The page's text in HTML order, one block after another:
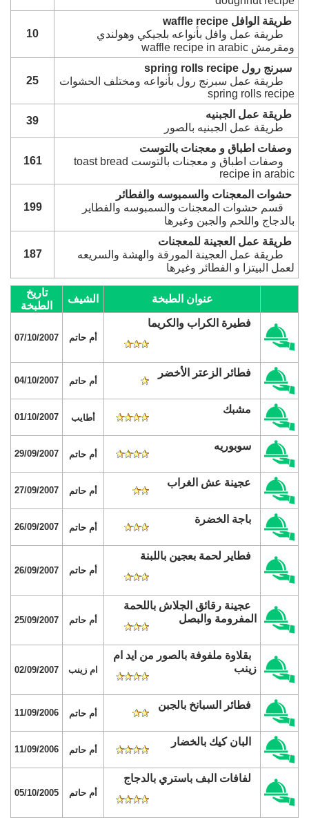
طريقة الوافل waffle recipe
طريقة عمل وافل بأنواعه بلجيكي وهولندي
ومقرمش waffle recipe in arabic
10
سبرنج رول spring rolls recipe
طريقة عمل سبرنج رول بأنواعه ومختلف الحشوات
spring rolls recipe
25
طريقة عمل الجبنيه
طريقة عمل الجبنيه بالصور
39
وصفات اطباق و معجنات بالتوست
وصفات اطباق و معجنات بالتوست toast bread
recipe in arabic
161
حشوات المعجنات والسمبوسه والفطائر
قسم حشوات المعجنات والسمبوسه والفطاير
بالدجاج واللحم والجبن وغيرها
199
طريقة عمل العجينة للمعجنات
طريقة عمل العجينة المورقة والهشة والسريعه
لعمل البيتزا و الفطائر وغيرها
187
عنوان الطبخة الشيف
تاريخ
الطبخة
فطيرة الكراب والكريما
أم حاتم 07/10/2007
فطائر الزعتر الأخضر
أم حاتم 04/10/2007
مشبك
أطايب 01/10/2007
سوبوريه
أم حاتم 29/09/2007
عجينة عش الغراب
أم حاتم 27/09/2007
باجة الخضرة
أم حاتم 26/09/2007
فطاير لحمة بعجين باللبنة
أم حاتم 26/09/2007
عجينة رقائق الجلاش باللحمة
المفرومة والبصل
أم حاتم 25/09/2007
بقلاوة ملفوفة بالصور من ايد ام
زينب
ام زينب 02/09/2007
فطائر السبانخ بالجبن
أم حاتم 11/09/2006
البان كيك بالخضار
أم حاتم 11/09/2006
لفافات البف باستري بالدجاج
أم حاتم 05/10/2005